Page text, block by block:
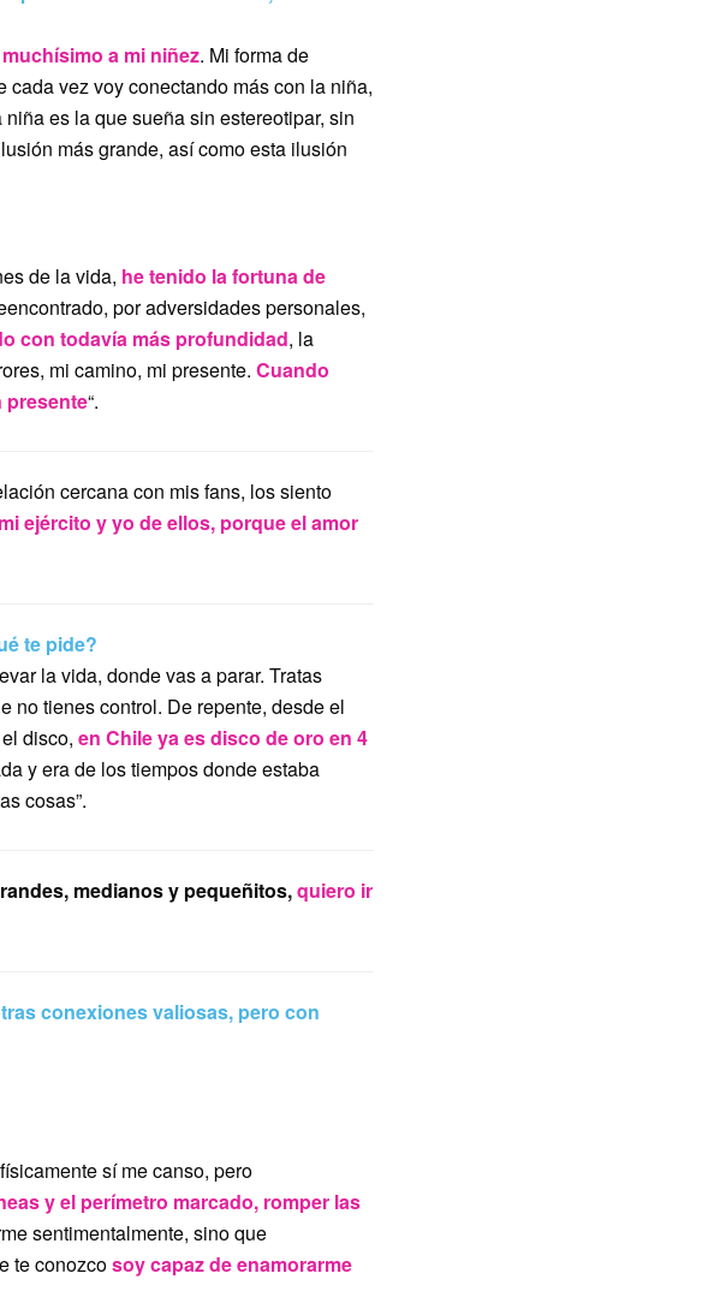
a mi niñez. Mi forma de
vez voy conectando más con la niña,
niña es la que sueña sin estereotipar, sin
más grande, así como esta ilusión
de la vida, he tenido la fortuna de
por adversidades personales,
con todavía más profundidad, la
mi camino, mi presente. Cuando
presente“.
cercana con mis fans, los siento
ejército y yo de ellos, porque el amor
te pide?
la vida, donde vas a parar. Tratas
no tienes control. De repente, desde el
disco, en Chile ya es disco de oro en 4
y era de los tiempos donde estaba
cosas”.
medianos y pequeñitos,quiero ir
conexiones valiosas, pero con
sí me canso, pero
y el perímetro marcado, romper las
sentimentalmente, sino que
te conozcosoy capaz de enamorarme